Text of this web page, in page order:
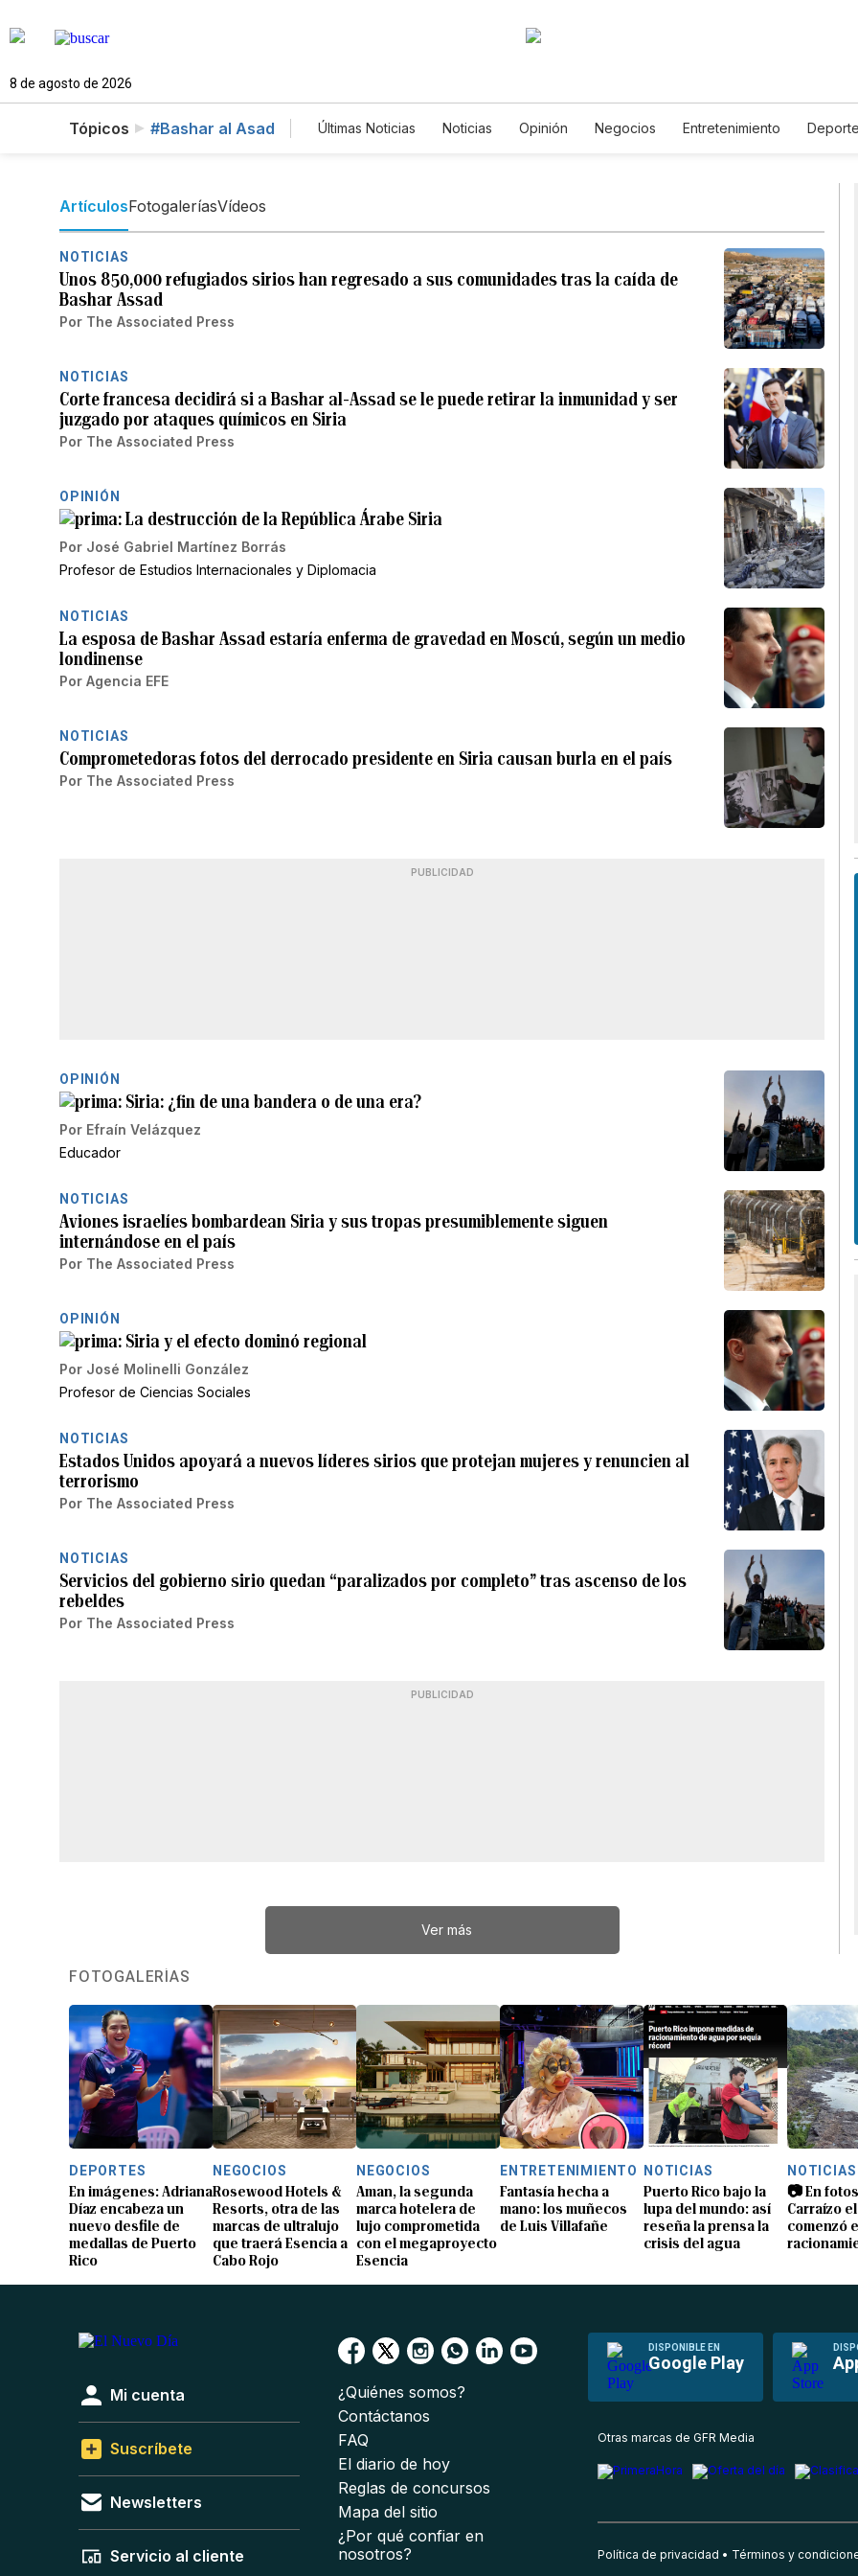
8 de agosto de 2026
Tópicos #Bashar al Asad Últimas Noticias Noticias Opinión Negocios Entretenimiento
ArtículosFotogaleríasVídeos
NOTICIAS
Unos 850,000 refugiados sirios han regresado a sus comunidades tras la caída de
Bashar Assad
Por The Associated Press
NOTICIAS
Corte francesa decidirá si a Bashar al-Assad se le puede retirar la inmunidad y ser
juzgado por ataques químicos en Siria
Por The Associated Press
OPINIÓN
La destrucción de la República Árabe Siria
Por José Gabriel Martínez Borrás
Profesor de Estudios Internacionales y Diplomacia
NOTICIAS
La esposa de Bashar Assad estaría enferma de gravedad en Moscú, según un medio
londinense
Por Agencia EFE
NOTICIAS
Comprometedoras fotos del derrocado presidente en Siria causan burla en el país
Por The Associated Press
PUBLICIDAD
OPINIÓN
Siria: ¿fin de una bandera o de una era?
Por Efraín Velázquez
Educador
NOTICIAS
Aviones israelíes bombardean Siria y sus tropas presumiblemente siguen
internándose en el país
Por The Associated Press
OPINIÓN
Siria y el efecto dominó regional
Por José Molinelli González
Profesor de Ciencias Sociales
NOTICIAS
Estados Unidos apoyará a nuevos líderes sirios que protejan mujeres y renuncien al
terrorismo
Por The Associated Press
NOTICIAS
Servicios del gobierno sirio quedan “paralizados por completo” tras ascenso de los
rebeldes
Por The Associated Press
PUBLICIDAD
Ver más
FOTOGALERÍAS
DEPORTES
En imágenes: Adriana
Díaz encabeza un
nuevo desfile de
medallas de Puerto
Rico
NEGOCIOS
Rosewood Hotels &
Resorts, otra de las
marcas de ultralujo
que traerá Esencia a
Cabo Rojo
NEGOCIOS
Aman, la segunda
marca hotelera de
lujo comprometida
con el megaproyecto
Esencia
ENTRETENIMIENTO
Fantasía hecha a
mano: los muñecos
de Luis Villafañe
NOTICIAS
Puerto Rico bajo la
lupa del mundo: así
reseña la prensa la
crisis del agua
NOTICIAS
📷 En
Carraízo
comenzó
DISPONIBLE EN
Google Play
Mi cuenta
Suscríbete
Newsletters
Servicio al cliente
¿Quiénes somos?
Contáctanos
FAQ
El diario de hoy
Reglas de concursos
Mapa del sitio
¿Por qué confiar en
nosotros?
Otras marcas de GFR Media
Política de privacidad Términos y